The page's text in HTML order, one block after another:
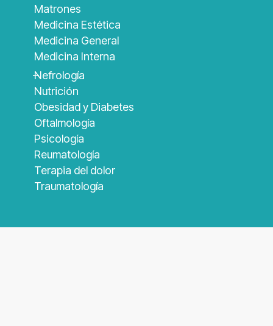
Matrones
Medicina Estética
Medicina General
Medicina Interna
_
Nefrología
Nutrición
Obesidad y Diabetes
Oftalmología
Psicología
Reumatología
Terapia del dolor
Traumatología